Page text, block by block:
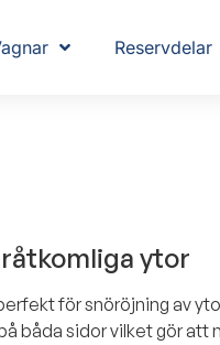
Reservdelar
ytor
för snöröjning av
båda sidor vilket gör